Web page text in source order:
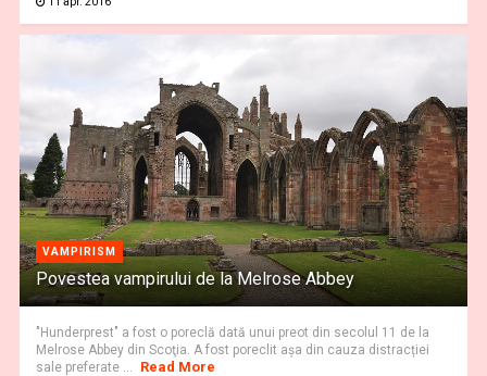
VAMPIRISM
Povestea vampirului de la Melrose Abbey
"Hunderprest" a fost o poreclă dată unui preot din secolul 11 de la
Melrose Abbey din Scoţia. A fost poreclit aşa din cauza distracției
sale preferate ...
Read More